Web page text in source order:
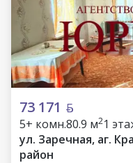
73 171
5+ комн.80.9 м21
ул. Заречная, аг.
район